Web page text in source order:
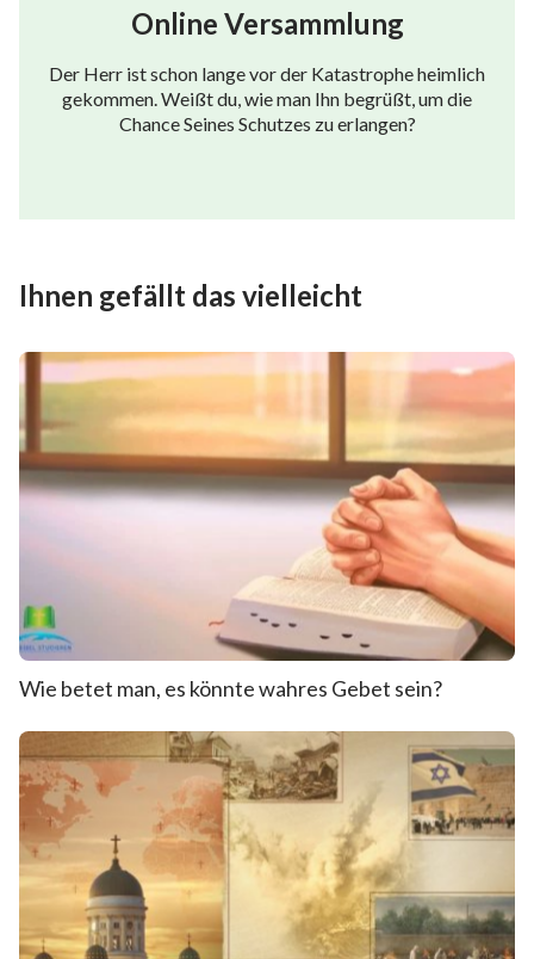
Online Versammlung
Der Herr ist schon lange vor der Katastrophe heimlich
gekommen. Weißt du, wie man Ihn begrüßt, um die
Chance Seines Schutzes zu erlangen?
Ihnen gefällt das vielleicht
Wie betet man, es könnte wahres Gebet sein?